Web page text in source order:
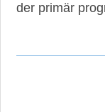
der primär